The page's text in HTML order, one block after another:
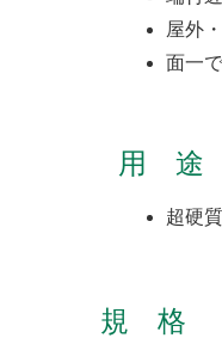
屋外
面一
用 途
超硬
規 格